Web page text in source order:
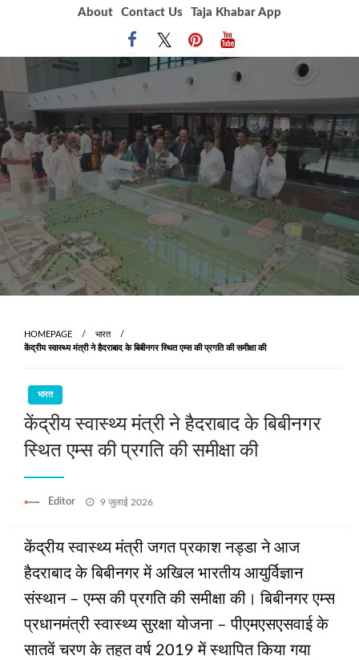
About Contact Us Taja Khabar App
HOMEPAGE
भारत
केंद्रीय स्वास्थ्य मंत्री ने हैदराबाद के बिबीनगर स्थित एम्स की प्रगति की समीक्षा की
भारत
केंद्रीय स्वास्थ्य मंत्री ने हैदराबाद के बिबीनगर
स्थित एम्स की प्रगति की समीक्षा की
Editor
Posted
9 जुलाई 2026
केंद्रीय स्वास्थ्य मंत्री जगत प्रकाश नड्डा ने आज
हैदराबाद के बिबीनगर में अखिल भारतीय आयुर्विज्ञान
संस्थान – एम्स की प्रगति की समीक्षा की। बिबीनगर एम्स
प्रधानमंत्री स्वास्थ्य सुरक्षा योजना – पीएमएसएसवाई के
सातवें चरण के तहत वर्ष 2019 में स्थापित किया गया